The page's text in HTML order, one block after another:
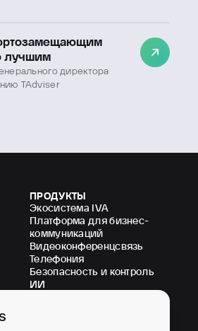
лучшим
директора
TAdviser
ПРОДУКТЫ
Экосистема IVA
Платформа для бизнес-
коммуникаций
Видеоконференцсвязь
Телефония
Безопасность и контроль
ИИ